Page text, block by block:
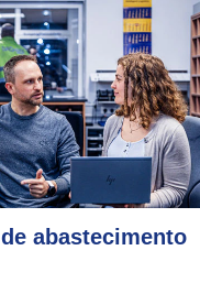
abastecimento